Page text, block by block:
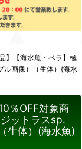
】【海水魚・ベラ】極
ル画像）（生体）(海水
％OFF対象商
ットラスsp.
生体）(海水魚)